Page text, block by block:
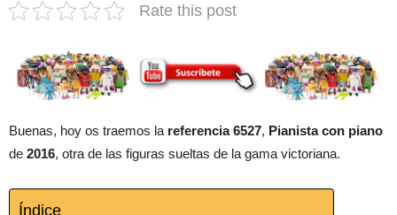
Rate this post
Buenas, hoy os traemos la referencia 6527, Pianista con piano
de 2016, otra de las figuras sueltas de la gama victoriana.
Índice